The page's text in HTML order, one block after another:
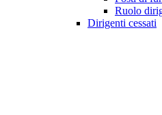
Ruolo
Dirigenti cessati